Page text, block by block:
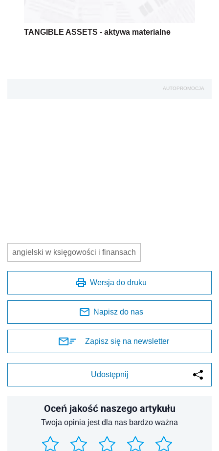
TANGIBLE ASSETS - aktywa materialne
AUTOPROMOCJA
angielski w księgowości i finansach
Wersja do druku
Napisz do nas
Zapisz się na newsletter
Udostępnij
Oceń jakość naszego artykułu
Twoja opinia jest dla nas bardzo ważna